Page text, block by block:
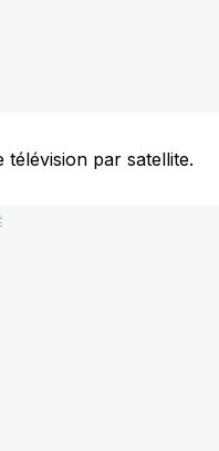
télévision par satellite.